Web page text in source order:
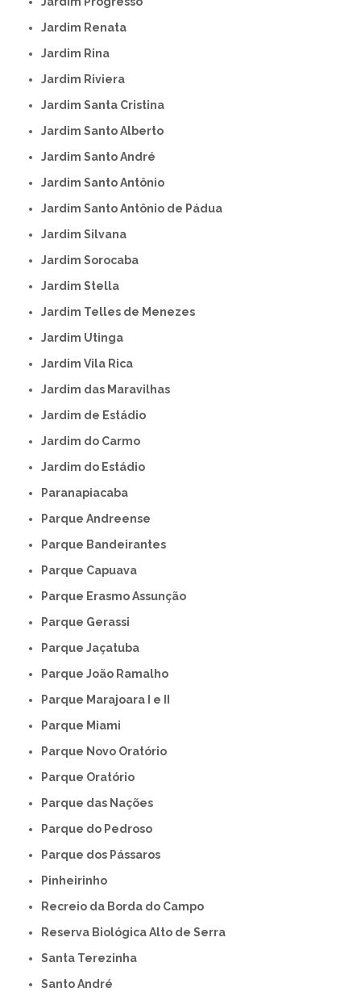
Jardim Renata
Jardim Rina
Jardim Riviera
Jardim Santa Cristina
Jardim Santo Alberto
Jardim Santo André
Jardim Santo Antônio
Jardim Santo Antônio de Pádua
Jardim Silvana
Jardim Sorocaba
Jardim Stella
Jardim Telles de Menezes
Jardim Utinga
Jardim Vila Rica
Jardim das Maravilhas
Jardim de Estádio
Jardim do Carmo
Jardim do Estádio
Paranapiacaba
Parque Andreense
Parque Bandeirantes
Parque Capuava
Parque Erasmo Assunção
Parque Gerassi
Parque Jaçatuba
Parque João Ramalho
Parque Marajoara I e II
Parque Miami
Parque Novo Oratório
Parque Oratório
Parque das Nações
Parque do Pedroso
Parque dos Pássaros
Pinheirinho
Recreio da Borda do Campo
Reserva Biológica Alto de Serra
Santa Terezinha
Santo André